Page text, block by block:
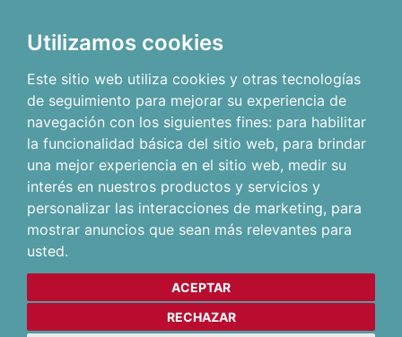
Utilizamos cookies
Este sitio web utiliza cookies y otras tecnologías
de seguimiento para mejorar su experiencia de
navegación con los siguientes fines: para habilitar
la funcionalidad básica del sitio web, para brindar
una mejor experiencia en el sitio web, medir su
interés en nuestros productos y servicios y
personalizar las interacciones de marketing, para
mostrar anuncios que sean más relevantes para
usted.
ACEPTAR
RECHAZAR